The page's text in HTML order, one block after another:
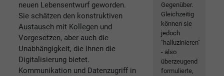
neuen Lebensentwurf geworden.
Sie schätzen den konstruktiven
Austausch mit Kollegen und
Vorgesetzen, aber auch die
Unabhängigkeit, die ihnen die
Digitalisierung bietet.
Kommunikation und Datenzugriff in
Gegenüber.
Gleichzeitig
können sie
jedoch
"halluzinieren"
- also
überzeugend
formulierte,